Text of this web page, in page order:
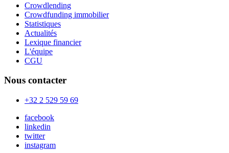
Crowdlending
Crowdfunding immobilier
Statistiques
Actualités
Lexique financier
L'équipe
CGU
Nous contacter
+32 2 529 59 69
facebook
linkedin
twitter
instagram